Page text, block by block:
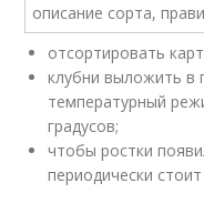
отсортировать
клубни выложить в
температурный
градусов;
чтобы ростки
периодически